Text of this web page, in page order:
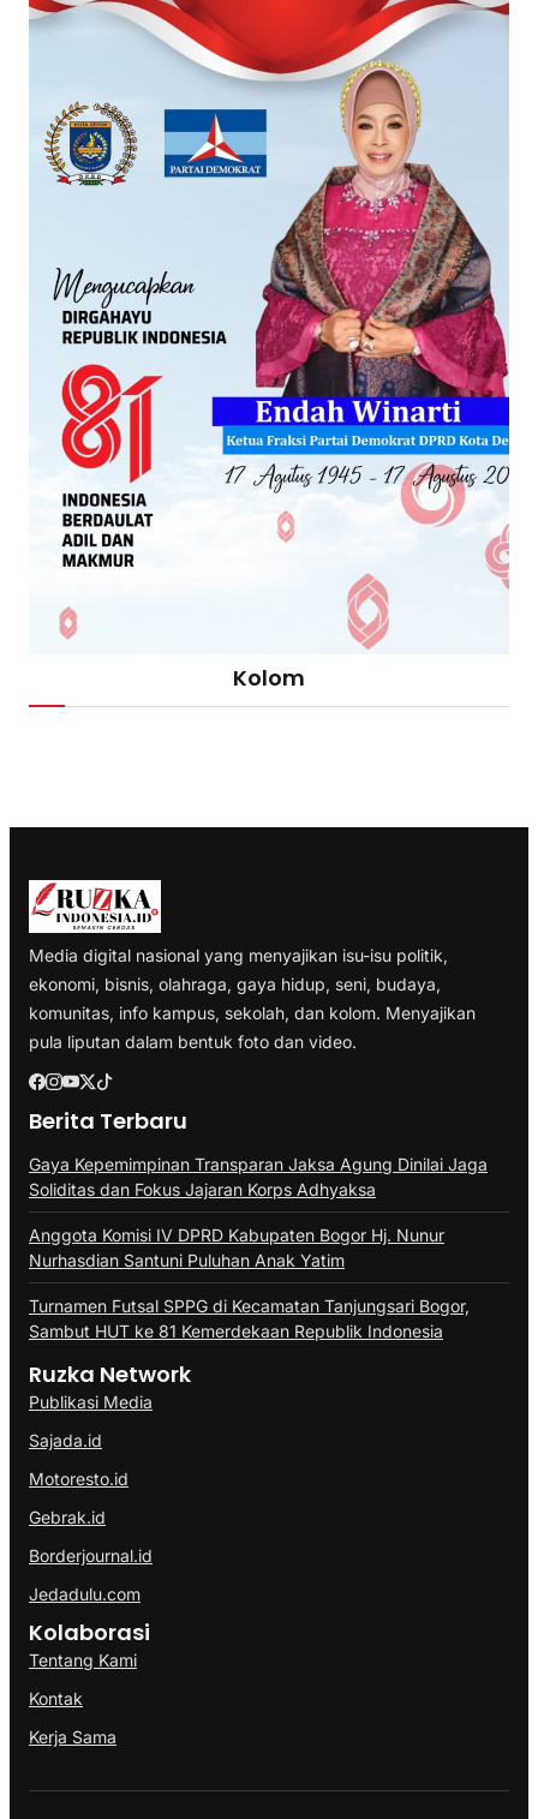
Kolom
Media digital nasional yang menyajikan isu-isu politik,
ekonomi, bisnis, olahraga, gaya hidup, seni, budaya,
komunitas, info kampus, sekolah, dan kolom. Menyajikan
pula liputan dalam bentuk foto dan video.
Berita Terbaru
Gaya Kepemimpinan Transparan Jaksa Agung Dinilai Jaga
Soliditas dan Fokus Jajaran Korps Adhyaksa
Anggota Komisi IV DPRD Kabupaten Bogor Hj. Nunur
Nurhasdian Santuni Puluhan Anak Yatim
Turnamen Futsal SPPG di Kecamatan Tanjungsari Bogor,
Sambut HUT ke 81 Kemerdekaan Republik Indonesia
Ruzka Network
Publikasi Media
Sajada.id
Motoresto.id
Gebrak.id
Borderjournal.id
Jedadulu.com
Kolaborasi
Tentang Kami
Kontak
Kerja Sama